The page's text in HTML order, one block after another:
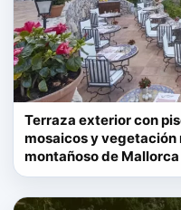
Terraza exterior con
mosaicos y
montañoso de Mallorca